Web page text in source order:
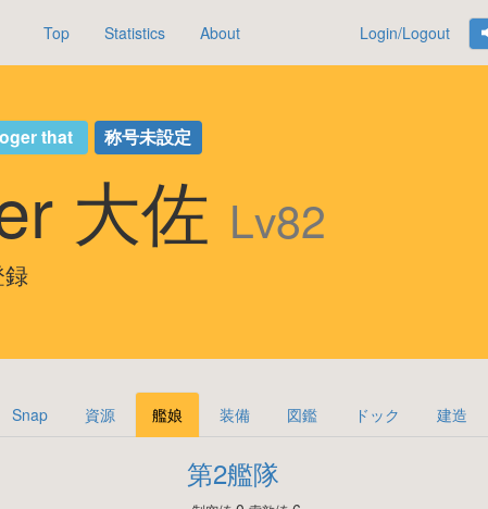
Top Statistics About Login/Logout
that 称号未設定
大佐 Lv82
Snap 資源 艦娘 装備 図鑑 ドック 建造
第2艦隊